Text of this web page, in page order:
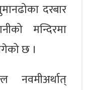
दरबार
मन्दिरमा
छ ।
नवमीअर्थात्